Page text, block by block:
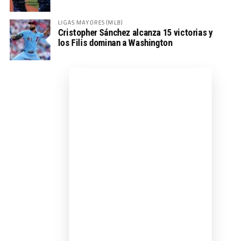
LIGAS MAYORES (MLB)
Cristopher Sánchez alcanza 15 victorias y
los Filis dominan a Washington